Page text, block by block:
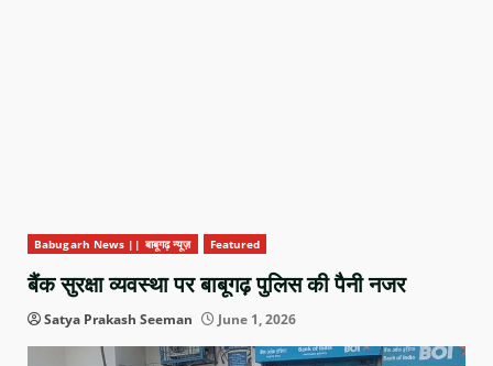
Babugarh News || बाबूगढ़ न्यूज़ Featured
बैंक सुरक्षा व्यवस्था पर बाबूगढ़ पुलिस की पैनी नजर
Satya Prakash Seeman June 1, 2026